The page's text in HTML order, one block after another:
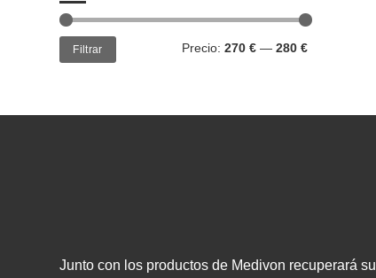
Precio
mínimo
Precio
máximo
Filtrar Precio: 270 € — 280 €
Junto con los productos de Medivon recuperará su